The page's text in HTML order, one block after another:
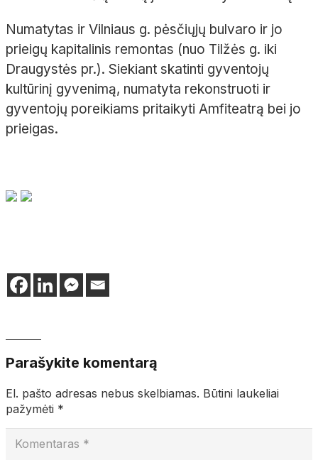
Numatytas ir Vilniaus g. pėsčiųjų bulvaro ir jo
prieigų kapitalinis remontas (nuo Tilžės g. iki
Draugystės pr.). Siekiant skatinti gyventojų
kultūrinį gyvenimą, numatyta rekonstruoti ir
gyventojų poreikiams pritaikyti Amfiteatrą bei jo
prieigas.
Parašykite komentarą
El. pašto adresas nebus skelbiamas. Būtini laukeliai
pažymėti *